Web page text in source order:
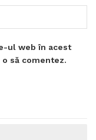
ul web în acest
să comentez.